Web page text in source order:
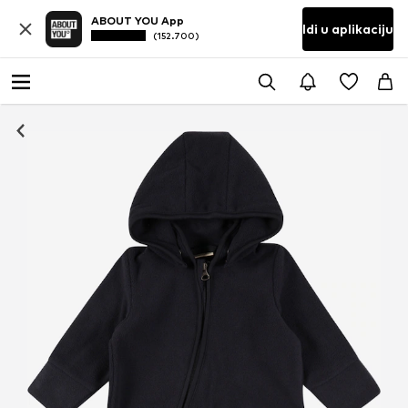
ABOUT YOU App
(152.700) Idi u aplikaciju